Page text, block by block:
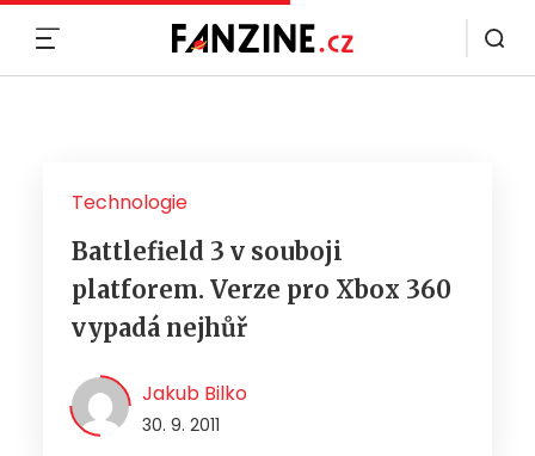
Technologie
Battlefield 3 v souboji
platforem. Verze pro Xbox 360
vypadá nejhůř
Jakub Bilko
30. 9. 2011